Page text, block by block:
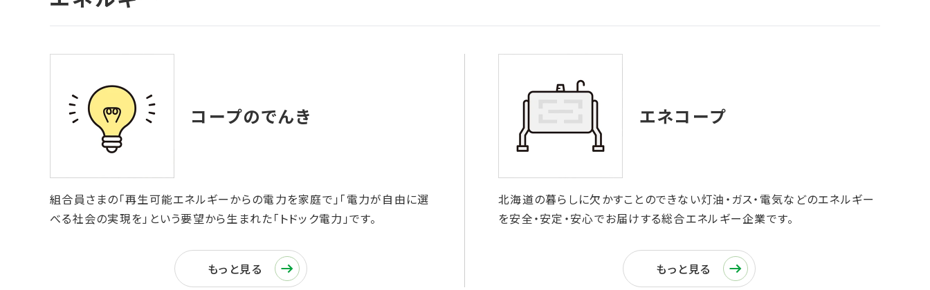
組合員さまの「再生可能エネルギーからの電力を家庭で」「電力が自由に選
べる社会の実現を」という要望から生まれた「トドック電力」です。
もっと見る
北海道の暮らしに欠かすことのできない灯油・ガス・電気などのエネルギー
を安全・安定・安心でお届けする総合エネルギー企業です。
もっと見る